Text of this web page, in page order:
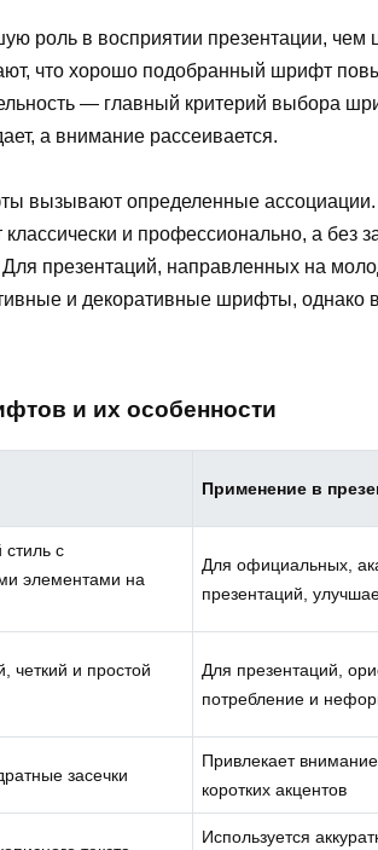
роль в восприятии презентации, чем
что хорошо подобранный шрифт
— главный критерий выбора
а внимание рассеивается.
вызывают определенные
классически и профессионально, а без
презентаций, направленных на
и декоративные шрифты, однако
и их особенности
Применение в
стиль с
элементами на
Для официальных,
презентаций,
четкий и простой
Для презентаций,
потребление и
засечки
Привлекает
коротких акцентов
Используется